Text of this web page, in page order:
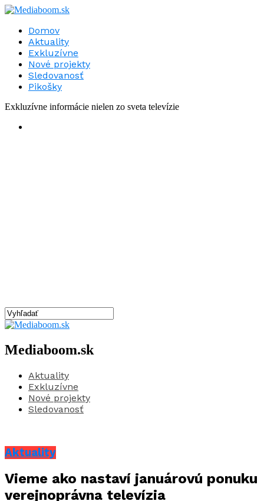
Domov
Aktuality
Exkluzívne
Nové projekty
Sledovanosť
Pikošky
Exkluzívne informácie nielen zo sveta televízie
Mediaboom.sk
Aktuality
Exkluzívne
Nové projekty
Sledovanosť
Aktuality
Vieme ako nastaví januárovú ponuku
verejnoprávna televízia